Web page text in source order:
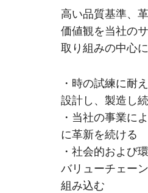
高い品質基準、
価値観を当社の
取り組みの中心
・時の試練に耐
設計し、製造し
・当社の事業に
に革新を続ける
・社会的および
バリューチェー
組み込む